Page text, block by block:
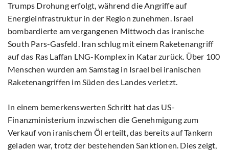
Trumps Drohung erfolgt, während die Angriffe auf
Energieinfrastruktur in der Region zunehmen. Israel
bombardierte am vergangenen Mittwoch das iranische
South Pars-Gasfeld. Iran schlug mit einem Raketenangriff
auf das Ras Laffan LNG-Komplex in Katar zurück. Über 100
Menschen wurden am Samstag in Israel bei iranischen
Raketenangriffen im Süden des Landes verletzt.
In einem bemerkenswerten Schritt hat das US-
Finanzministerium inzwischen die Genehmigung zum
Verkauf von iranischem Öl erteilt, das bereits auf Tankern
geladen war, trotz der bestehenden Sanktionen. Dies zeigt,